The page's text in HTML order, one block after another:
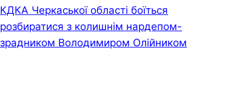
КДКА Черкаської області боїться
розбиратися з колишнім нардепом-
зрадником Володимиром Олійником